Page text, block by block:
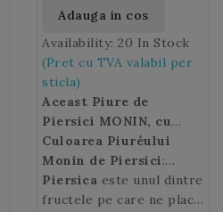
Adauga in cos
Availability: 20 In Stock
(Pret cu TVA valabil per
sticla)
Aceast Piure de
Piersici MONIN, cu
gust dulce de piersica
alba si note catifelate
ale fructului proaspat
zdrobit, va fi ideal
Culoarea Piuréului
Monin de Piersici:
portocalie.
Piersica este unul dintre
fructele pe care ne place